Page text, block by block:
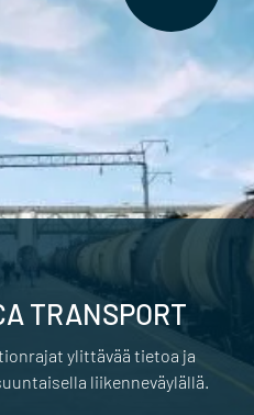
TRANSPORT
ylittävää tietoa ja
liikenneväylällä.